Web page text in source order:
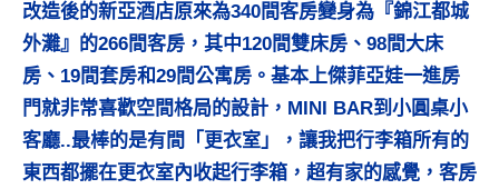
業
講
座、
落
客
及
改造後的新亞酒店原來為340間客房變身為『錦江都城
外灘』的266間客房，其中120間雙床房、98間大床
房、19間套房和29間公寓房。基本上傑菲亞娃一進房
門就非常喜歡空間格局的設計，MINI BAR到小圓桌小
客廳..最棒的是有間「更衣室」，讓我把行李箱所有的
東西都擺在更衣室內收起行李箱，超有家的感覺，客房